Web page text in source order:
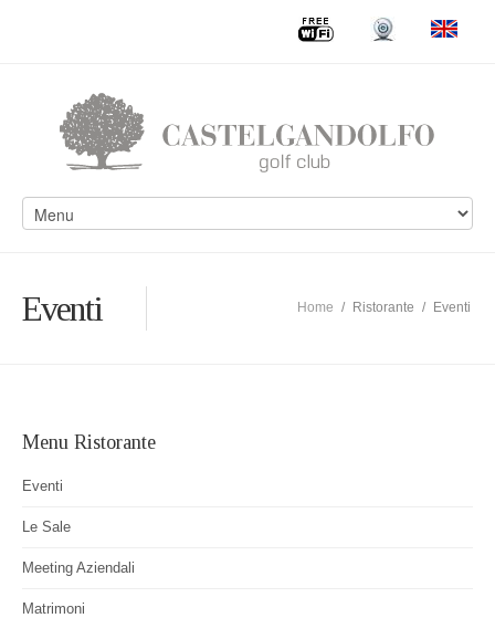
Eventi Home / Ristorante / Eventi
Menu Ristorante
Eventi
Le Sale
Meeting Aziendali
Matrimoni